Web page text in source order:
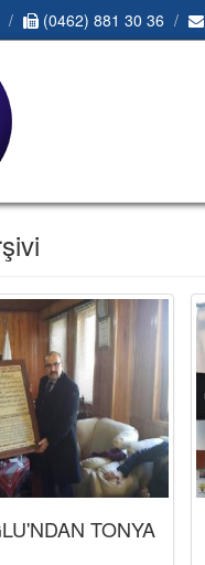
(0462) 881 30 36
TONYA